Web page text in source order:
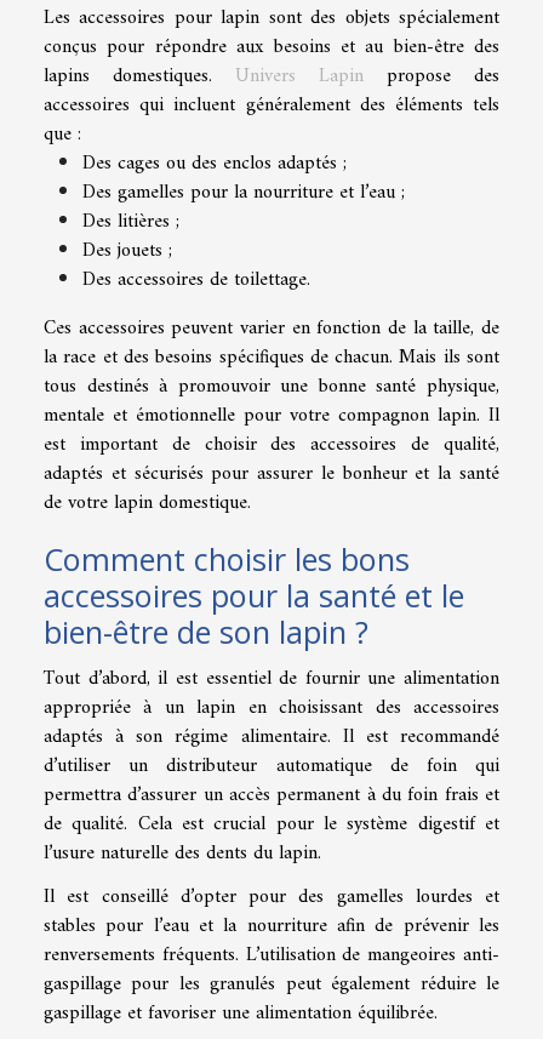
Les accessoires pour lapin sont des objets spécialement
conçus pour répondre aux besoins et au bien-être des
lapins domestiques. Univers Lapin propose des
accessoires qui incluent généralement des éléments tels
que :
Des cages ou des enclos adaptés ;
Des gamelles pour la nourriture et l’eau ;
Des litières ;
Des jouets ;
Des accessoires de toilettage.
Ces accessoires peuvent varier en fonction de la taille, de
la race et des besoins spécifiques de chacun. Mais ils sont
tous destinés à promouvoir une bonne santé physique,
mentale et émotionnelle pour votre compagnon lapin. Il
est important de choisir des accessoires de qualité,
adaptés et sécurisés pour assurer le bonheur et la santé
de votre lapin domestique.
Comment choisir les bons
accessoires pour la santé et le
bien-être de son lapin ?
Tout d’abord, il est essentiel de fournir une alimentation
appropriée à un lapin en choisissant des accessoires
adaptés à son régime alimentaire. Il est recommandé
d’utiliser un distributeur automatique de foin qui
permettra d’assurer un accès permanent à du foin frais et
de qualité. Cela est crucial pour le système digestif et
l’usure naturelle des dents du lapin.
Il est conseillé d’opter pour des gamelles lourdes et
stables pour l’eau et la nourriture afin de prévenir les
renversements fréquents. L’utilisation de mangeoires anti-
gaspillage pour les granulés peut également réduire le
gaspillage et favoriser une alimentation équilibrée.